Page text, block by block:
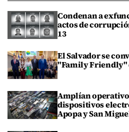
Condenan a
actos de
13
El Salvador se
"Family Friendly"
Amplían
dispositivos
Apopa y San